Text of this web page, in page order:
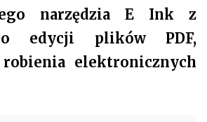
narzędzia E Ink z
edycji plików PDF,
elektronicznych